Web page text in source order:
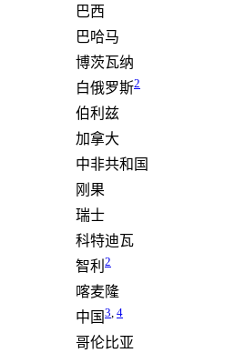
巴西
巴哈马
博茨瓦纳
白俄罗斯2
伯利兹
加拿大
中非共和国
刚果
瑞士
科特迪瓦
智利 2
喀麦隆
中国 3 4
哥伦比亚